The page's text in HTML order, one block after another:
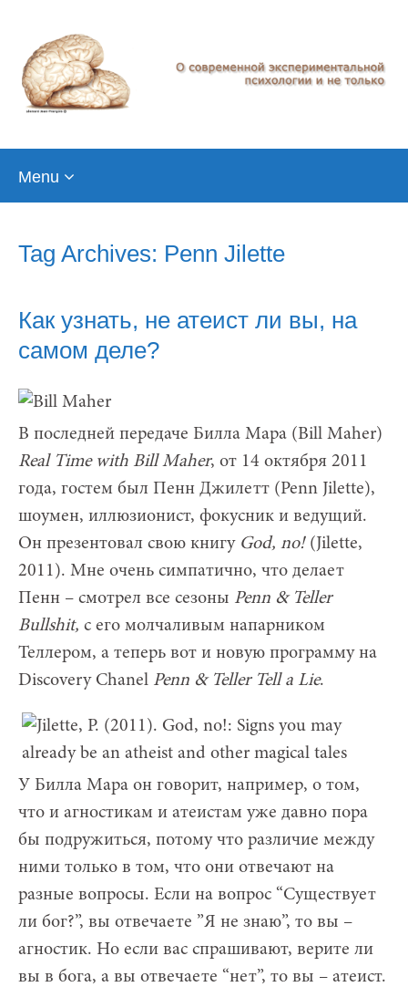
Menu
Tag Archives: Penn Jilette
Как узнать, не атеист ли вы, на
самом деле?
В последней передаче Билла Мара (Bill Maher)
Real Time with BillMaher, от 14 октября 2011
года, гостем был Пенн Джилетт (Penn Jilette),
шоумен, иллюзионист, фокусник и ведущий.
Он презентовал свою книгу God, no!(Jilette,
2011). Мне очень симпатично, что делает
Пенн – смотрел все сезоны Penn & Teller
Bullshit, с его молчаливым напарником
Теллером, а теперь вот и новую программу на
Discovery Chanel Penn & Teller Tell a Lie.
У Билла Мара он говорит, например, о том,
что и агностикам и атеистам уже давно пора
бы подружиться, потому что различие между
ними только в том, что они отвечают на
разные вопросы. Если на вопрос “Существует
ли бог?”, вы отвечаете ”Я не знаю”, то вы –
агностик. Но если вас спрашивают, верите ли
вы в бога, а вы отвечаете “нет”, то вы – атеист.